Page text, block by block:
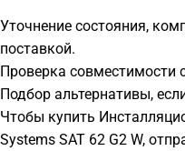
Уточнение состояния,
поставкой.
Проверка
Подбор альтернативы,
Чтобы купить
Systems SAT 62 G2 W,